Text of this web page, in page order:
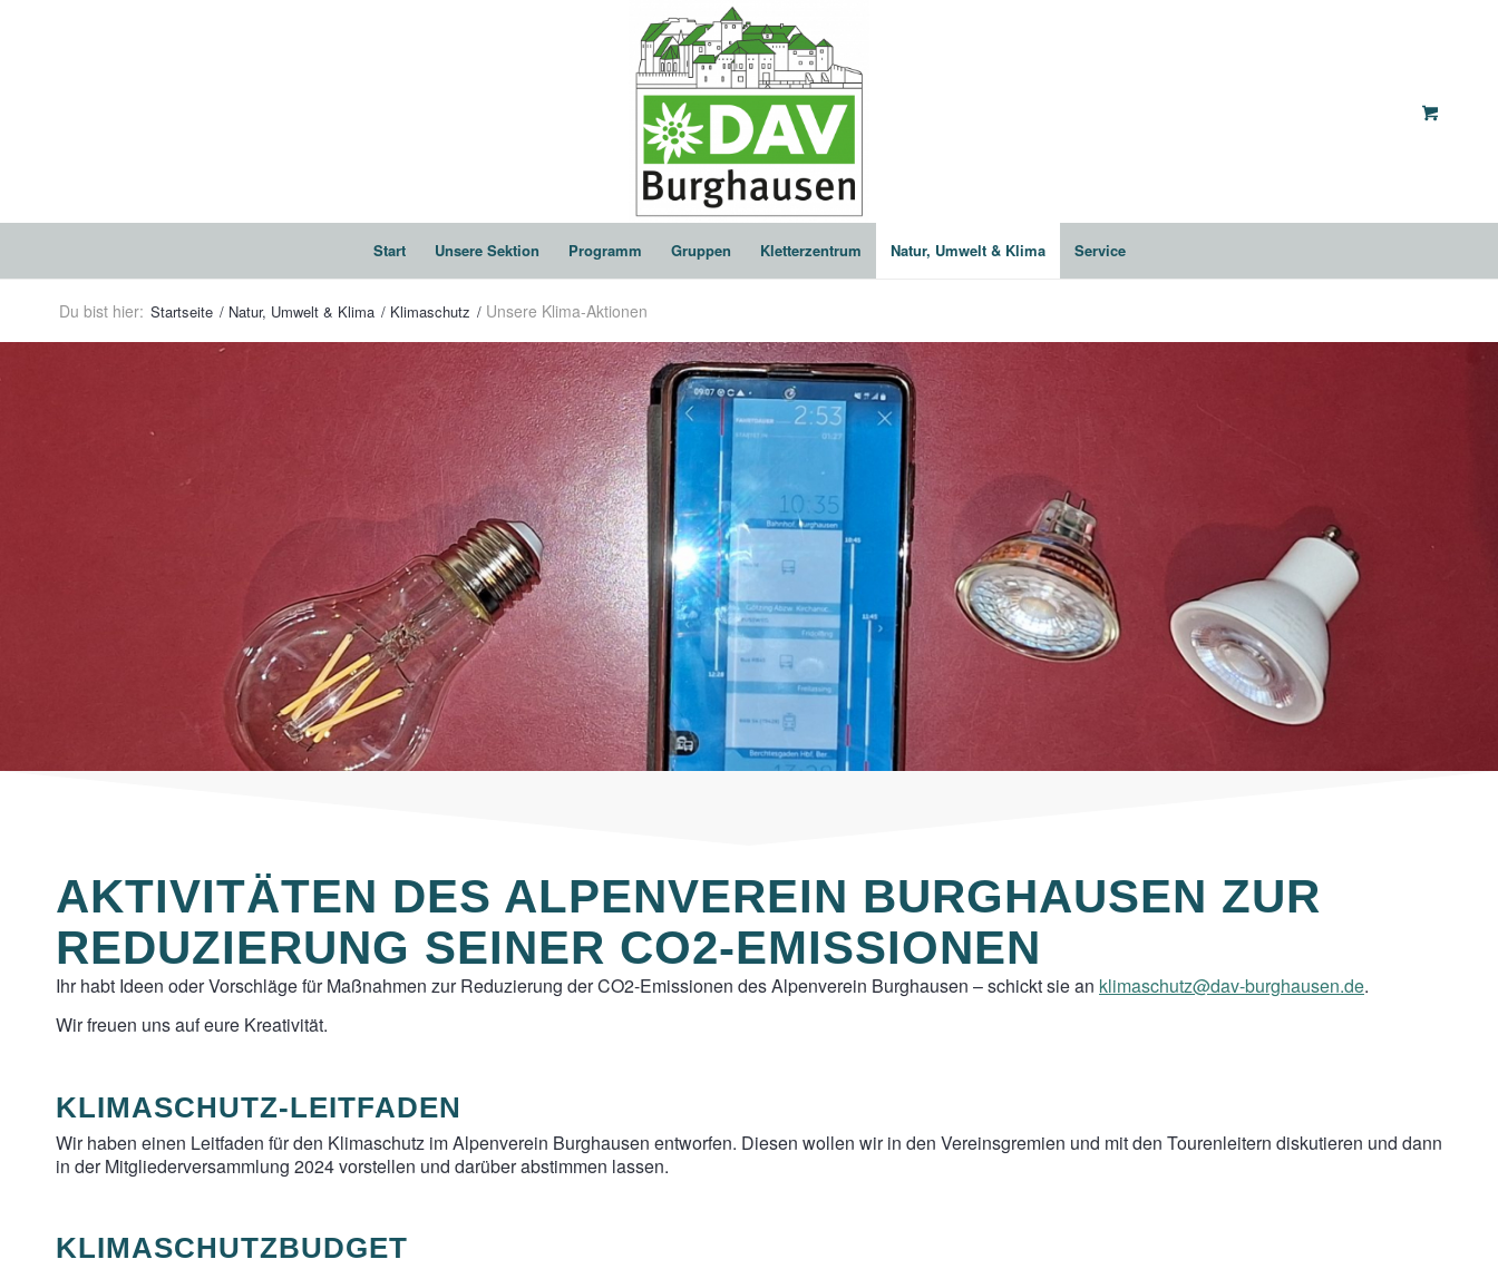
Start Unsere Sektion Programm Gruppen Kletterzentrum Natur, Umwelt & Klima Service
Du bist hier: Startseite / Natur, Umwelt & Klima / Klimaschutz / Unsere Klima-Aktionen
AKTIVITÄTEN DES ALPENVEREIN BURGHAUSEN ZUR
REDUZIERUNG SEINER CO2-EMISSIONEN
Ihr habt Ideen oder Vorschläge für Maßnahmen zur Reduzierung der CO2-Emissionen des Alpenverein Burghausen – schickt sie an klimaschutz@dav-burghausen.de.
Wir freuen uns auf eure Kreativität.
KLIMASCHUTZ-LEITFADEN
Wir haben einen Leitfaden für den Klimaschutz im Alpenverein Burghausen entworfen. Diesen wollen wir in den Vereinsgremien und mit den Tourenleitern diskutieren und dann
in der Mitgliederversammlung 2024 vorstellen und darüber abstimmen lassen.
KLIMASCHUTZBUDGET